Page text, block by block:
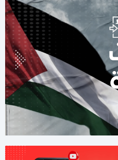
واسعة في مخيم قلنديا
غزة ويجب إلزام "إسرائيل"
في غزة تمهيدًا لوقف